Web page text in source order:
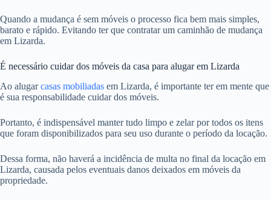
Quando a mudança é sem móveis o processo fica bem mais simples,
barato e rápido. Evitando ter que contratar um caminhão de mudança
em Lizarda.
É necessário cuidar dos móveis da casa para alugar em Lizarda
Ao alugarcasas mobiliadas em Lizarda, é importante ter em mente que
é sua responsabilidade cuidar dos móveis.
Portanto, é indispensável manter tudo limpo e zelar por todos os itens
que foram disponibilizados para seu uso durante o período da locação.
Dessa forma, não haverá a incidência de multa no final da locação em
Lizarda, causada pelos eventuais danos deixados em móveis da
propriedade.